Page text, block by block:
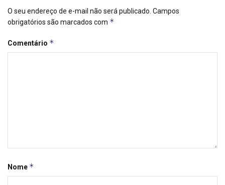
O seu endereço de e-mail não será publicado. Campos
obrigatórios são marcados com *
Comentário *
Nome *